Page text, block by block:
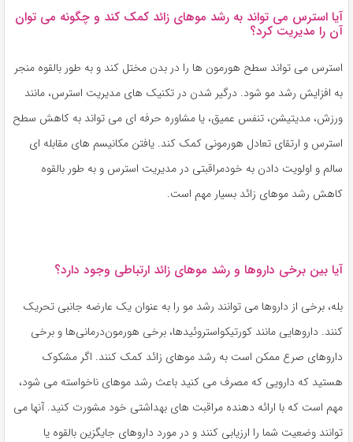
آیا استرس می تواند به رشد موهای زائد کمک کند و چگونه می توان
آن را مدیریت کرد؟
استرس می تواند سطح هورمون ها را در بدن مختل کند و به طور بالقوه منجر
به افزایش رشد مو شود. درگیر شدن در تکنیک های مدیریت استرس، مانند
ورزش، مدیتیشن، تنفس عمیق، یا مشاوره حرفه ای می تواند به کاهش سطح
استرس و ارتقای تعادل هورمونی کمک کند. یافتن مکانیسم های مقابله ای
سالم و اولویت دادن به خودمراقبتی در مدیریت استرس و به طور بالقوه
کاهش رشد موهای زائد بسیار مهم است.
آیا بین برخی داروها و رشد موهای زائد ارتباطی وجود دارد؟
بله، برخی از داروها می توانند رشد مو را به عنوان یک عارضه جانبی تحریک
کنند. داروهایی مانند کورتیکواستروئیدها، برخی هورمون‌درمانی‌ها و برخی
داروهای صرع ممکن است به رشد موهای زائد کمک کنند. اگر مشکوک
هستید که دارویی که مصرف می کنید باعث رشد موهای ناخواسته می شود،
مهم است که با ارائه دهنده مراقبت های بهداشتی خود مشورت کنید. آنها می
توانند وضعیت شما را ارزیابی کنند و در مورد داروهای جایگزین بالقوه یا